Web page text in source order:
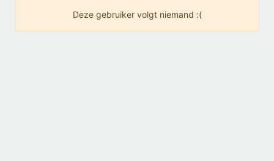
Deze gebruiker volgt niemand :(